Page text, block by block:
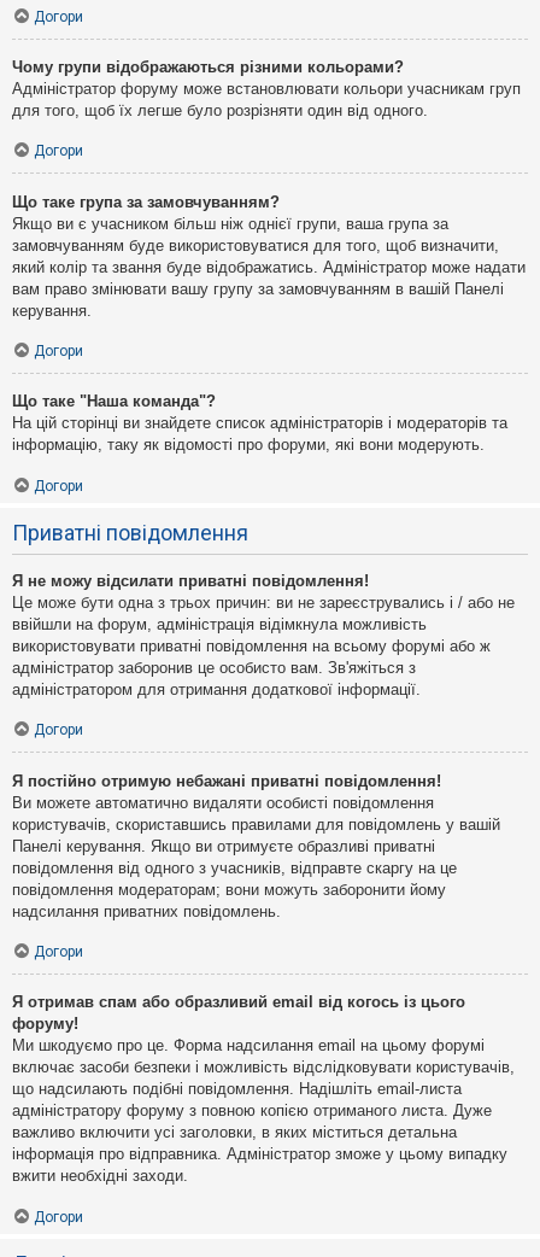
Догори
Чому групи відображаються різними кольорами?
Адміністратор форуму може встановлювати кольори учасникам груп
для того, щоб їх легше було розрізняти один від одного.
Догори
Що таке група за замовчуванням?
Якщо ви є учасником більш ніж однієї групи, ваша група за
замовчуванням буде використовуватися для того, щоб визначити,
який колір та звання буде відображатись. Адміністратор може надати
вам право змінювати вашу групу за замовчуванням в вашій Панелі
керування.
Догори
Що таке "Наша команда"?
На цій сторінці ви знайдете список адміністраторів і модераторів та
інформацію, таку як відомості про форуми, які вони модерують.
Догори
Приватні повідомлення
Я не можу відсилати приватні повідомлення!
Це може бути одна з трьох причин: ви не зареєструвались і / або не
ввійшли на форум, адміністрація відімкнула можливість
використовувати приватні повідомлення на всьому форумі або ж
адміністратор заборонив це особисто вам. Зв'яжіться з
адміністратором для отримання додаткової інформації.
Догори
Я постійно отримую небажані приватні повідомлення!
Ви можете автоматично видаляти особисті повідомлення
користувачів, скориставшись правилами для повідомлень у вашій
Панелі керування. Якщо ви отримуєте образливі приватні
повідомлення від одного з учасників, відправте скаргу на це
повідомлення модераторам; вони можуть заборонити йому
надсилання приватних повідомлень.
Догори
Я отримав спам або образливий email від когось із цього
форуму!
Ми шкодуємо про це. Форма надсилання email на цьому форумі
включає засоби безпеки і можливість відслідковувати користувачів,
що надсилають подібні повідомлення. Надішліть email-листа
адміністратору форуму з повною копією отриманого листа. Дуже
важливо включити усі заголовки, в яких міститься детальна
інформація про відправника. Адміністратор зможе у цьому випадку
вжити необхідні заходи.
Догори